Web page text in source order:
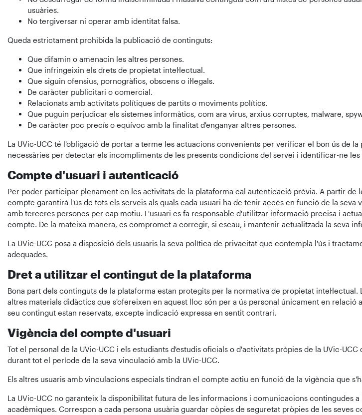
usuàries.
No tergiversar ni operar amb identitat falsa.
Queda estrictament prohibida la publicació de continguts:
Que difamin o amenacin les altres persones.
Que infringeixin els drets de propietat intel·lectual.
Que siguin ofensius, pornogràfics, obscens o il·legals.
De caràcter publicitari o comercial.
Relacionats amb activitats polítiques de partits o moviments polítics.
Que puguin perjudicar els sistemes informàtics, com ara virus, arxius corruptes, malware,
De caràcter poc precís o equívoc amb la finalitat d'enganyar altres persones.
La UVic-UCC té l'obligació de portar a terme les actuacions convenients per verificar el bon ús de
necessàries per detectar els incompliments de les presents condicions del servei i identificar-ne les
Compte d'usuari i autenticació
Per poder participar plenament en les activitats de la plataforma cal autenticació prèvia. A partir de
compte garantirà l'ús de tots els serveis als quals cada usuari ha de tenir accés en funció de la
amb terceres persones per cap motiu. L'usuari es fa responsable d'utilitzar informació precisa i
compte. De la mateixa manera, es compromet a corregir, si escau, i mantenir actualitzada la seva
La UVic-UCC posa a disposició dels usuaris la seva política de privacitat que contempla l'ús i
adequades.
Dret a utilitzar el contingut de la plataforma
Bona part dels continguts de la plataforma estan protegits per la normativa de propietat
altres materials didàctics que s'ofereixen en aquest lloc són per a ús personal únicament en
seu contingut estan reservats, excepte indicació expressa en sentit contrari.
Vigència del compte d'usuari
Tot el personal de la UVic-UCC i els estudiants d'estudis oficials o d'activitats pròpies de la UVic-
durant tot el període de la seva vinculació amb la UVic-UCC.
Els altres usuaris amb vinculacions especials tindran el compte actiu en funció de la vigència que
La UVic-UCC no garanteix la disponibilitat futura de les informacions i comunicacions contingudes
acadèmiques. Correspon a cada persona usuària guardar còpies de seguretat pròpies de les